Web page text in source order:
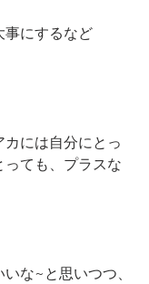
事にするなど
には自分にとっ
ても、プラスな
な~と思いつつ、